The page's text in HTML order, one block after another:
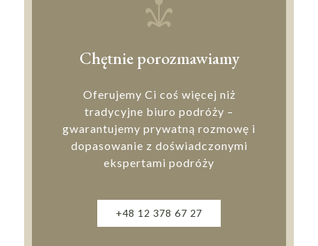
Chętnie porozmawiamy
Oferujemy Ci coś więcej niż
tradycyjne biuro podróży –
gwarantujemy prywatną rozmowę i
dopasowanie z doświadczonymi
ekspertami podróży
+48 12 378 67 27